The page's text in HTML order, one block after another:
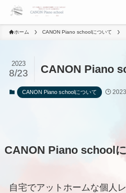
ホーム CANON Piano schoolについて
CANON Piano
2023
8/23
CANON Piano schoolについて
CANON Piano school
自宅でアットホームな個人